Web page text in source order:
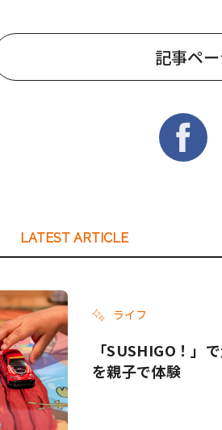
記事ペ
LATEST ARTICLE
ライフ
「SUSHIGO！」
を親子で体験